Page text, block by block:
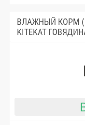
ВЛАЖНЫЙ КОРМ
KITEKAT